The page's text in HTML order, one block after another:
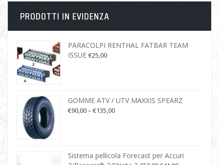
PRODOTTI IN EVIDENZA
PARACOLPI RENTHAL FATBAR TEAM
ISSUE €25,00
GOMME ATV / UTV MAXXIS SPEARZ
€90,00– €135,00
Sistema pellicola Forecast per Accuri